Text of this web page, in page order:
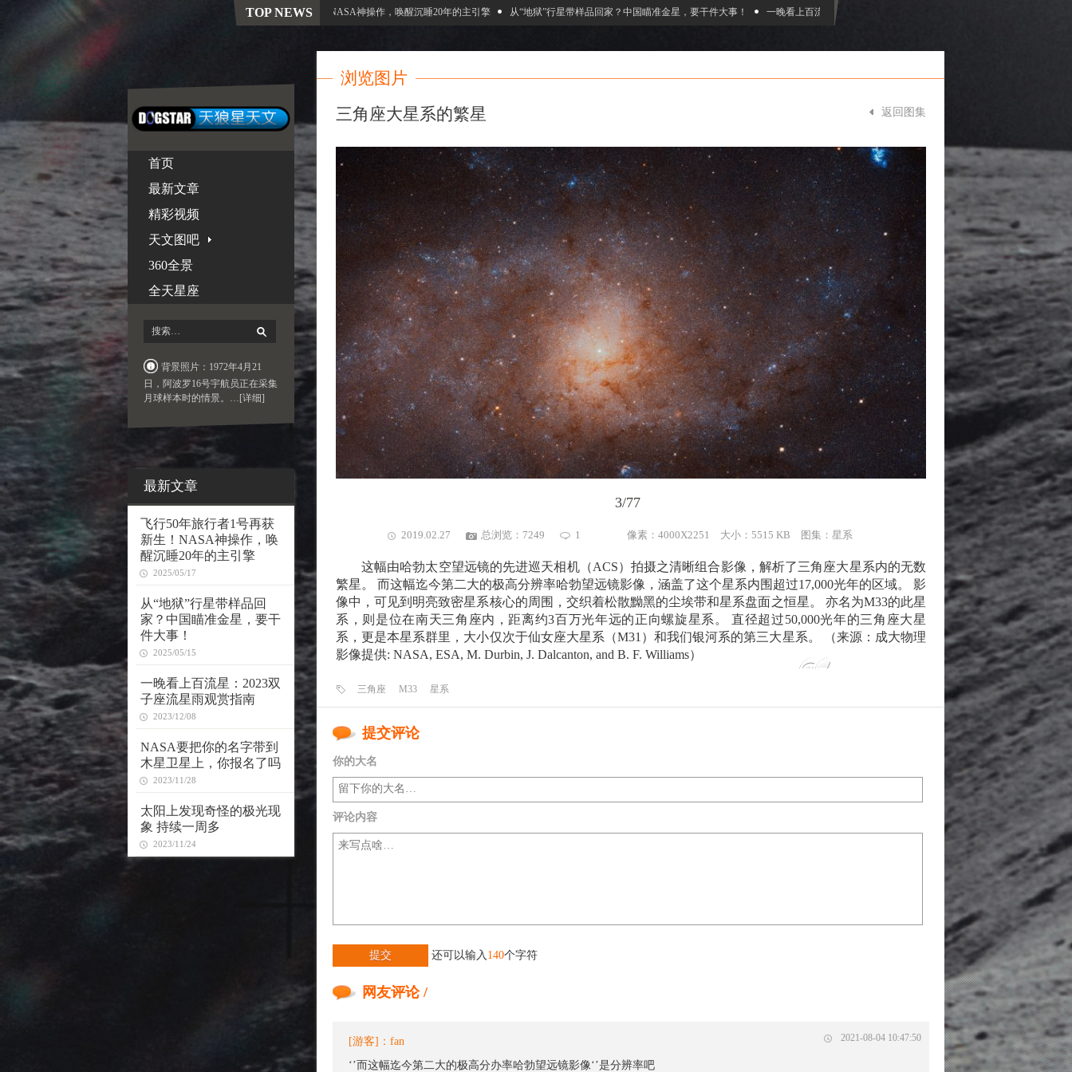
TOP NEWS
飞行50年旅行者1号再获新生！NASA神操作，唤醒沉睡20年的主引擎 从“地狱”行星带样品回家？中国瞄准金星，要干件大事！ 一晚看上百流星：2023双子座流星雨观赏指南 NASA要把你的名字带到
首页
最新文章
精彩视频
天文图吧
360全景
全天星座
背景照片：1972年4月21
日，阿波罗16号宇航员正在采集
月球样本时的情景。 …[详细]
最新文章
飞行50年旅行者1号再获
新生！NASA神操作，唤
醒沉睡20年的主引擎
2025/05/17
从“地狱”行星带样品回
家？中国瞄准金星，要干
件大事！
2025/05/15
一晚看上百流星：2023双
子座流星雨观赏指南
2023/12/08
NASA要把你的名字带到
木星卫星上，你报名了吗
2023/11/28
太阳上发现奇怪的极光现
象 持续一周多
2023/11/24
浏览图片
返回图集
三角座大星系的繁星
3/77
2019.02.27 总浏览：7249 1 像素：4000X2251 大小：5515 KB 图集： 星系
这幅由哈勃太空望远镜的先进巡天相机（ACS）拍摄之清晰组合影像，解析了三角座大星系内的无数
繁星。 而这幅迄今第二大的极高分辨率哈勃望远镜影像，涵盖了这个星系内围超过17,000光年的区域。 影
像中，可见到明亮致密星系核心的周围，交织着松散黝黑的尘埃带和星系盘面之恒星。 亦名为M33的此星
系，则是位在南天三角座内，距离约3百万光年远的正向螺旋星系。 直径超过50,000光年的三角座大星
系，更是本星系群里，大小仅次于仙女座大星系（M31）和我们银河系的第三大星系。 （来源：成大物理
影像提供: NASA, ESA, M. Durbin, J. Dalcanton, and B. F. Williams）
三角座 M33 星系
提交评论
你的大名
评论内容
提交 还可以输入 140个字符
网友评论 /
2021-08-04 10:47:50
[游客]：fan
‘’而这幅迄今第二大的极高分办率哈勃望远镜影像‘’是分辨率吧